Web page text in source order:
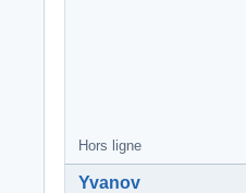
Hors ligne
Yvanov